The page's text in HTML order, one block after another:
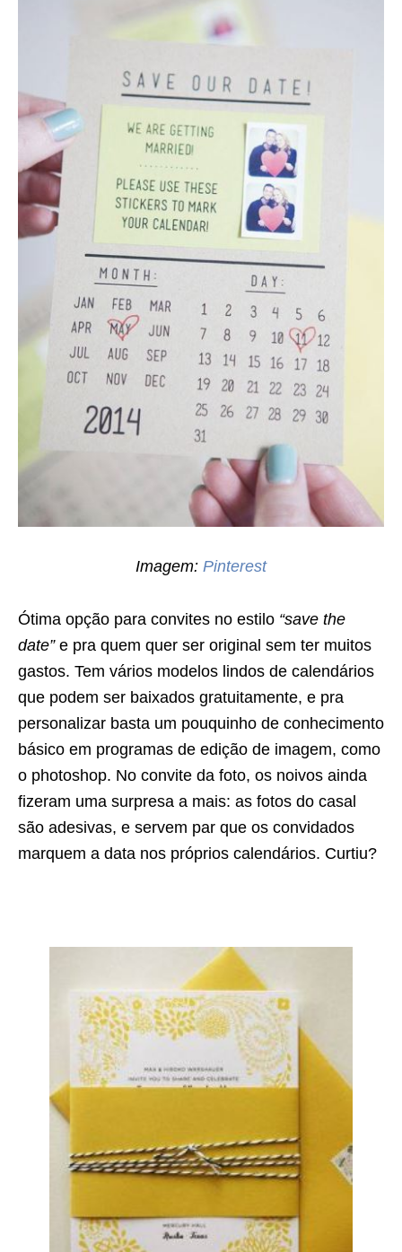
Imagem: Pinterest
Ótima opção para convites no estilo “save the
date”e pra quem quer ser original sem ter muitos
gastos. Tem vários modelos lindos de calendários
que podem ser baixados gratuitamente, e pra
personalizar basta um pouquinho de conhecimento
básico em programas de edição de imagem, como
o photoshop. No convite da foto, os noivos ainda
fizeram uma surpresa a mais: as fotos do casal
são adesivas, e servem par que os convidados
marquem a data nos próprios calendários. Curtiu?